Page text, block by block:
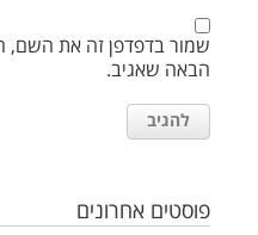
שמור בדפדפן זה את השם,
הבאה שאגיב.
פוסטים אחרונים